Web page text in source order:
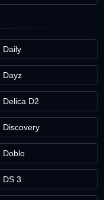
Daily
Dayz
Delica D2
Discovery
Doblo
DS 3